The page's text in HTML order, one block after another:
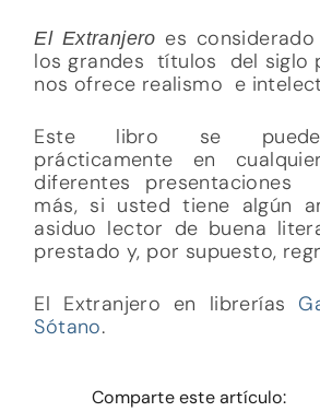
El Extranjero es
los grandes títulos del siglo
nos ofrece realismo e
Este libro se puede
prácticamente en
diferentes
más, si usted tiene algún
asiduo lector de buena
prestado y, por supuesto,
El Extranjero en librerías
Sótano.
Comparte este artículo: